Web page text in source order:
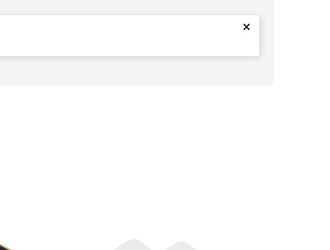
×